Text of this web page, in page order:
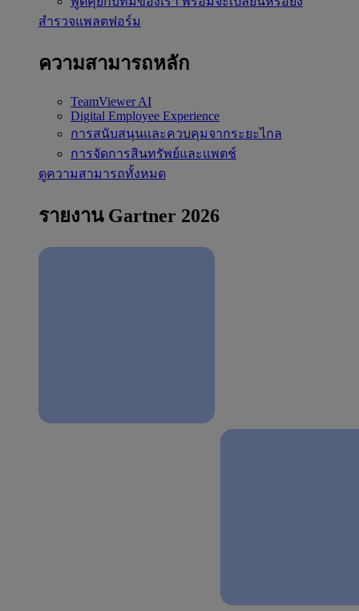
สำรวจแพลตฟอร์ม
ความสามารถหลัก
TeamViewer AI
Digital Employee Experience
การสนับสนุนและควบคุมจากระยะไกล
การจัดการสินทรัพย์และแพตช์
ดูความสามารถทั้งหมด
รายงาน Gartner 2026